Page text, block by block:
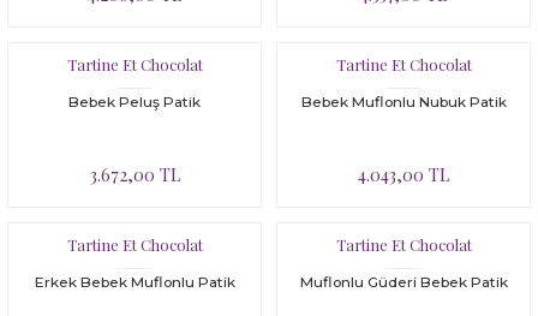
Tartine Et Chocolat
Bebek Peluş Patik
3.672,00 TL
Tartine Et Chocolat
Bebek Muflonlu Nubuk Patik
4.043,00 TL
Tartine Et Chocolat
Erkek Bebek Muflonlu Patik
Tartine Et Chocolat
Muflonlu Güderi Bebek Patik